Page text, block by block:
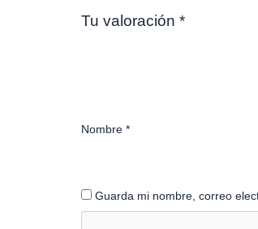
Tu valoración *
Nombre *
Guarda mi nombre, correo